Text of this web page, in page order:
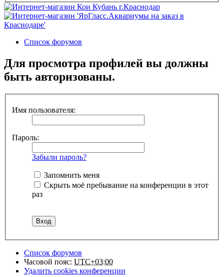
Список форумов
Для просмотра профилей вы должны
быть авторизованы.
Имя пользователя:
Пароль:
Забыли пароль?
Запомнить меня
Скрыть моё пребывание на конференции в этот
раз
Список форумов
Часовой пояс: UTC+03:00
Удалить cookies конференции